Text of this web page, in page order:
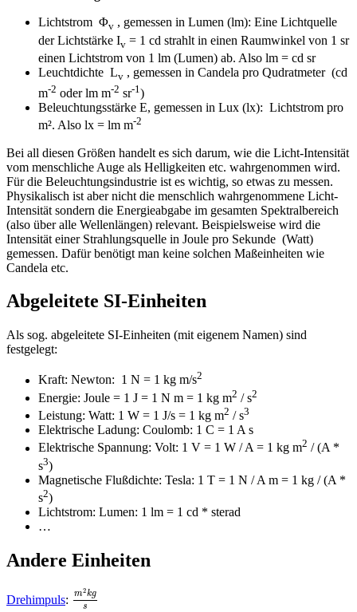
Lichtstrom Φv , gemessen in Lumen (lm): Eine Lichtquelle
der Lichtstärke Iv = 1 cd strahlt in einen Raumwinkel von 1 sr
einen Lichtstrom von 1 lm (Lumen) ab. Also lm = cd sr
Leuchtdichte Lv , gemessen in Candela pro Qudratmeter (cd
m-2 oder lm m-2 sr-1 )
Beleuchtungsstärke E, gemessen in Lux (lx): Lichtstrom pro
m². Also lx = lm m-2
Bei all diesen Größen handelt es sich darum, wie die Licht-Intensität
vom menschliche Auge als Helligkeiten etc. wahrgenommen wird.
Für die Beleuchtungsindustrie ist es wichtig, so etwas zu messen.
Physikalisch ist aber nicht die menschlich wahrgenommene Licht-
Intensität sondern die Energieabgabe im gesamten Spektralbereich
(also über alle Wellenlängen) relevant. Beispielsweise wird die
Intensität einer Strahlungsquelle in Joule pro Sekunde (Watt)
gemessen. Dafür benötigt man keine solchen Maßeinheiten wie
Candela etc.
Abgeleitete SI-Einheiten
Als sog. abgeleitete SI-Einheiten (mit eigenem Namen) sind
festgelegt:
Kraft: Newton: 1 N = 1 kg m/s2
Energie: Joule = 1 J = 1 N m = 1 kg m2 / s2
Leistung: Watt: 1 W = 1 J/s = 1 kg m2 / s3
Elektrische Ladung: Coulomb: 1 C = 1 A s
Elektrische Spannung: Volt: 1 V = 1 W / A = 1 kg m2 / (A *
s3)
Magnetische Flußdichte: Tesla: 1 T = 1 N / A m = 1 kg / (A *
s2)
Lichtstrom: Lumen: 1 lm = 1 cd * sterad
…
Andere Einheiten
Drehimpuls: m2kg
s